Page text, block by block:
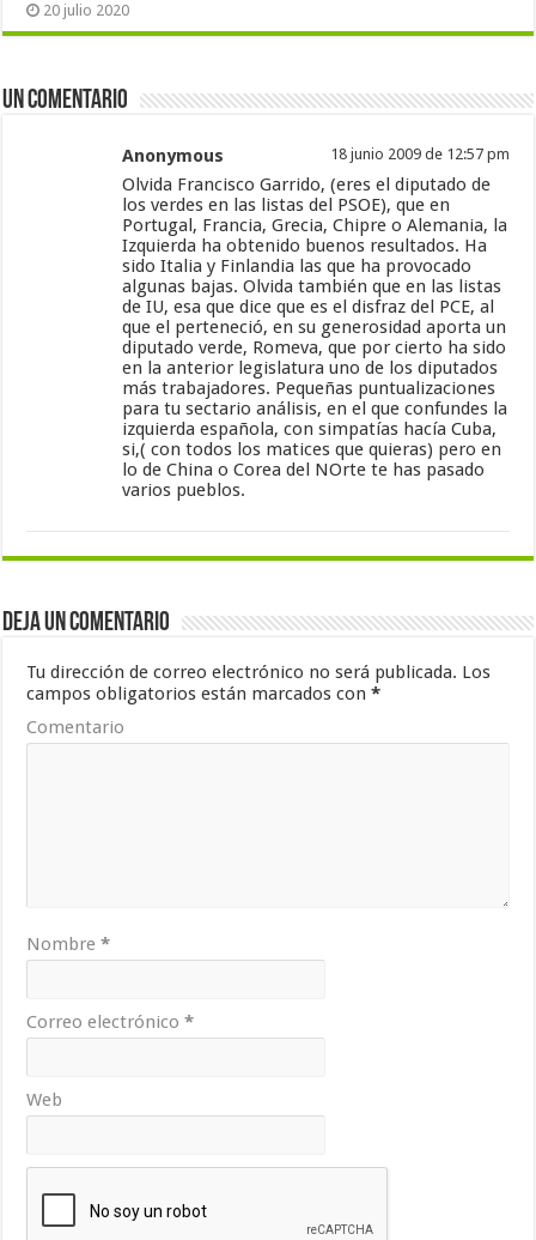
20 julio 2020
Un comentario
Anonymous 18 junio 2009 de 12:57 pm
Olvida Francisco Garrido, (eres el diputado de
los verdes en las listas del PSOE), que en
Portugal, Francia, Grecia, Chipre o Alemania, la
Izquierda ha obtenido buenos resultados. Ha
sido Italia y Finlandia las que ha provocado
algunas bajas. Olvida también que en las listas
de IU, esa que dice que es el disfraz del PCE, al
que el perteneció, en su generosidad aporta un
diputado verde, Romeva, que por cierto ha sido
en la anterior legislatura uno de los diputados
más trabajadores. Pequeñas puntualizaciones
para tu sectario análisis, en el que confundes la
izquierda española, con simpatías hacía Cuba,
si,( con todos los matices que quieras) pero en
lo de China o Corea del NOrte te has pasado
varios pueblos.
Deja un comentario
Tu dirección de correo electrónico no será publicada. Los
campos obligatorios están marcados con*
Comentario
Nombre*
Correo electrónico*
Web